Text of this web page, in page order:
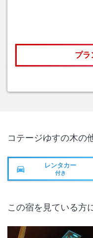
プラ
コテージゆすの木の
レンタカー
付き
この宿を見ている方